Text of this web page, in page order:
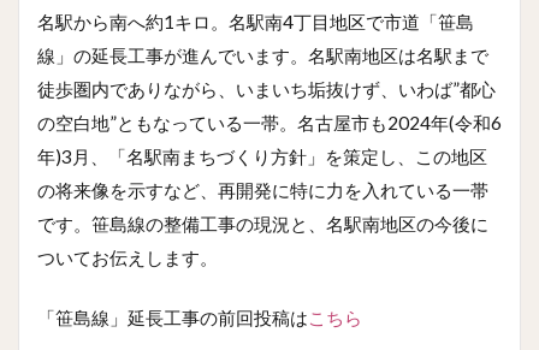
名駅から南へ約1キロ。名駅南4丁目地区で市道「笹島
線」の延長工事が進んでいます。名駅南地区は名駅まで
徒歩圏内でありながら、いまいち垢抜けず、いわば”都心
の空白地”ともなっている一帯。名古屋市も2024年(令和6
年)3月、「名駅南まちづくり方針」を策定し、この地区
の将来像を示すなど、再開発に特に力を入れている一帯
です。笹島線の整備工事の現況と、名駅南地区の今後に
ついてお伝えします。
「笹島線」延長工事の前回投稿は こちら